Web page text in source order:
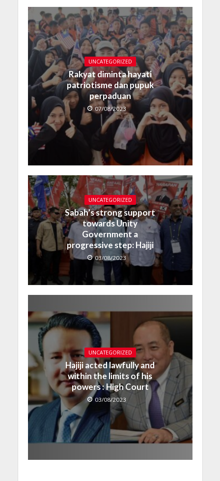
UNCATEGORIZED
Rakyat diminta hayati
patriotisme dan pupuk
perpaduan
07/08/2023
UNCATEGORIZED
Sabah’s strong support
towards Unity
Government a
progressive step: Hajiji
03/08/2023
UNCATEGORIZED
Hajiji acted lawfully and
within the limits of his
powers : High Court
03/08/2023